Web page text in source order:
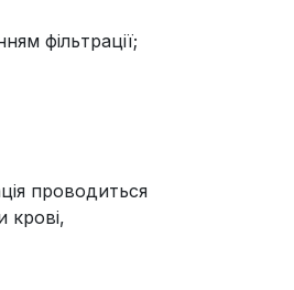
фільтрації;
проводиться
крові,